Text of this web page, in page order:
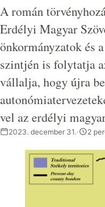
A román
Erdélyi Magyar
önkormányzatok és
szintjén is folytatja
vállalja, hogy újra
vel az erdélyi
2023. december 31.· 2